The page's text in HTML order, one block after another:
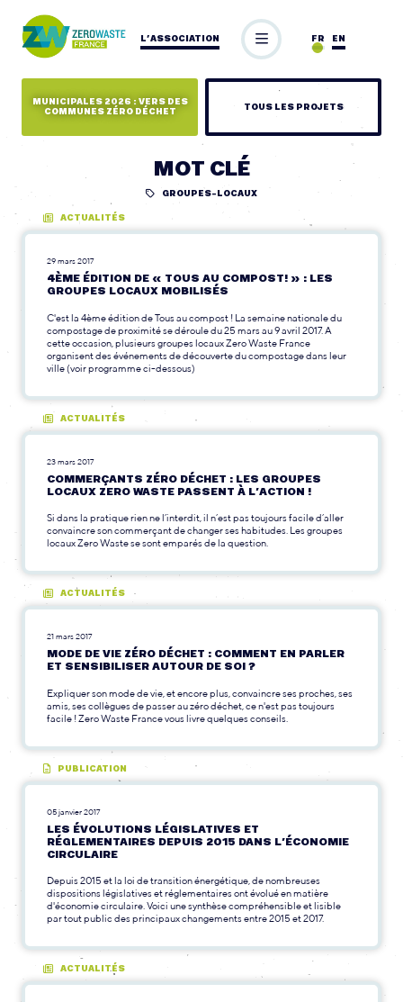
L’ASSOCIATION EN
FR
MUNICIPALES 2026 : VERS DES
COMMUNES ZÉRO DÉCHET
TOUS LES PROJETS
MOT CLÉ
GROUPES-LOCAUX
ACTUALITÉS
29 mars 2017
4ÈME ÉDITION DE « TOUS AU COMPOST! » : LES
GROUPES LOCAUX MOBILISÉS
C'est la 4ème édition de Tous au compost ! La semaine nationale du
compostage de proximité se déroule du 25 mars au 9 avril 2017. A
cette occasion, plusieurs groupes locaux Zero Waste France
organisent des événements de découverte du compostage dans leur
ville (voir programme ci-dessous)
ACTUALITÉS
23 mars 2017
COMMERÇANTS ZÉRO DÉCHET : LES GROUPES
LOCAUX ZERO WASTE PASSENT À L’ACTION !
Si dans la pratique rien ne l’interdit, il n’est pas toujours facile d’aller
convaincre son commerçant de changer ses habitudes. Les groupes
locaux Zero Waste se sont emparés de la question.
ACTUALITÉS
21 mars 2017
MODE DE VIE ZÉRO DÉCHET : COMMENT EN PARLER
ET SENSIBILISER AUTOUR DE SOI ?
Expliquer son mode de vie, et encore plus, convaincre ses proches, ses
amis, ses collègues de passer au zéro déchet, ce n'est pas toujours
facile ! Zero Waste France vous livre quelques conseils.
PUBLICATION
05 janvier 2017
LES ÉVOLUTIONS LÉGISLATIVES ET
RÉGLEMENTAIRES DEPUIS 2015 DANS L’ÉCONOMIE
CIRCULAIRE
Depuis 2015 et la loi de transition énergétique, de nombreuses
dispositions législatives et réglementaires ont évolué en matière
d'économie circulaire. Voici une synthèse compréhensible et lisible
par tout public des principaux changements entre 2015 et 2017.
ACTUALITÉS